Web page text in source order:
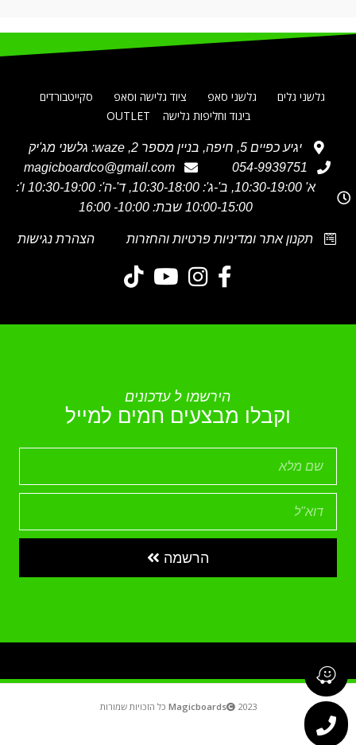
גלשני גלים גלשני סאפ ציוד גלישה וסאפ
סקייטבורדים
ביגוד וחליפות גלישה
OUTLET
יגיע כפיים 5, חיפה, בניין מספר 2, waze: גלשני מג'יק
054-9939751
magicboardco@gmail.com
א' 10:30-19:00, ב'-ג': 10:30-18:00, ד'-ה': 10:30-19:00 ו':
10:00-15:00 שבת: 10:00- 16:00
תקנון אתר ומדיניות פרטיות והחזרות הצהרת נגישות
הירשמו ל עדכונים
וקבלו מבצעים חמים למייל
הרשמה
Magicboards 2023 כל הזכויות שמורות